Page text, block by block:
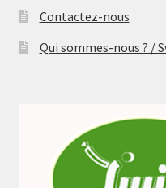
Contactez-nous
Qui sommes-nous ? /